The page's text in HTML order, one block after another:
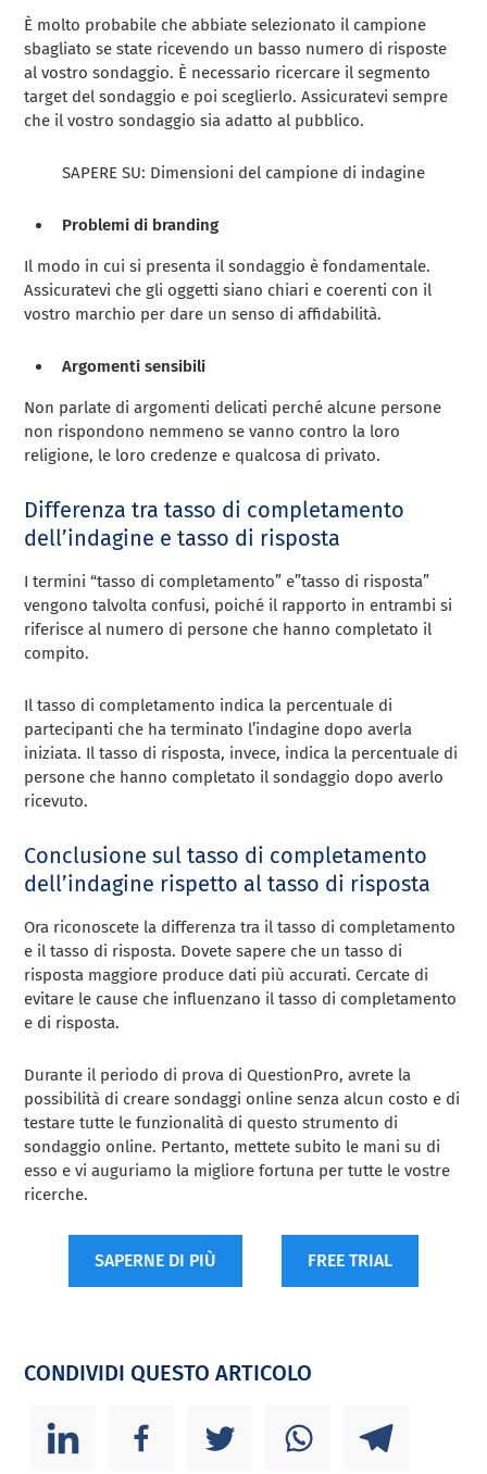
È molto probabile che abbiate selezionato il campione
sbagliato se state ricevendo un basso numero di risposte
al vostro sondaggio. È necessario ricercare il segmento
target del sondaggio e poi sceglierlo. Assicuratevi sempre
che il vostro sondaggio sia adatto al pubblico.
SAPERE SU: Dimensioni del campione di indagine
Problemi di branding
Il modo in cui si presenta il sondaggio è fondamentale.
Assicuratevi che gli oggetti siano chiari e coerenti con il
vostro marchio per dare un senso di affidabilità.
Argomenti sensibili
Non parlate di argomenti delicati perché alcune persone
non rispondono nemmeno se vanno contro la loro
religione, le loro credenze e qualcosa di privato.
Differenza tra tasso di completamento
dell’indagine e tasso di risposta
I termini “tasso di completamento” e”tasso di risposta”
vengono talvolta confusi, poiché il rapporto in entrambi si
riferisce al numero di persone che hanno completato il
compito.
Il tasso di completamento indica la percentuale di
partecipanti che ha terminato l’indagine dopo averla
iniziata. Il tasso di risposta, invece, indica la percentuale di
persone che hanno completato il sondaggio dopo averlo
ricevuto.
Conclusione sul tasso di completamento
dell’indagine rispetto al tasso di risposta
Ora riconoscete la differenza tra il tasso di completamento
e il tasso di risposta. Dovete sapere che un tasso di
risposta maggiore produce dati più accurati. Cercate di
evitare le cause che influenzano il tasso di completamento
e di risposta.
Durante il periodo di prova di QuestionPro, avrete la
possibilità di creare sondaggi online senza alcun costo e di
testare tutte le funzionalità di questo strumento di
sondaggio online. Pertanto, mettete subito le mani su di
esso e vi auguriamo la migliore fortuna per tutte le vostre
ricerche.
SAPERNE DI PIÙ FREE TRIAL
CONDIVIDI QUESTO ARTICOLO